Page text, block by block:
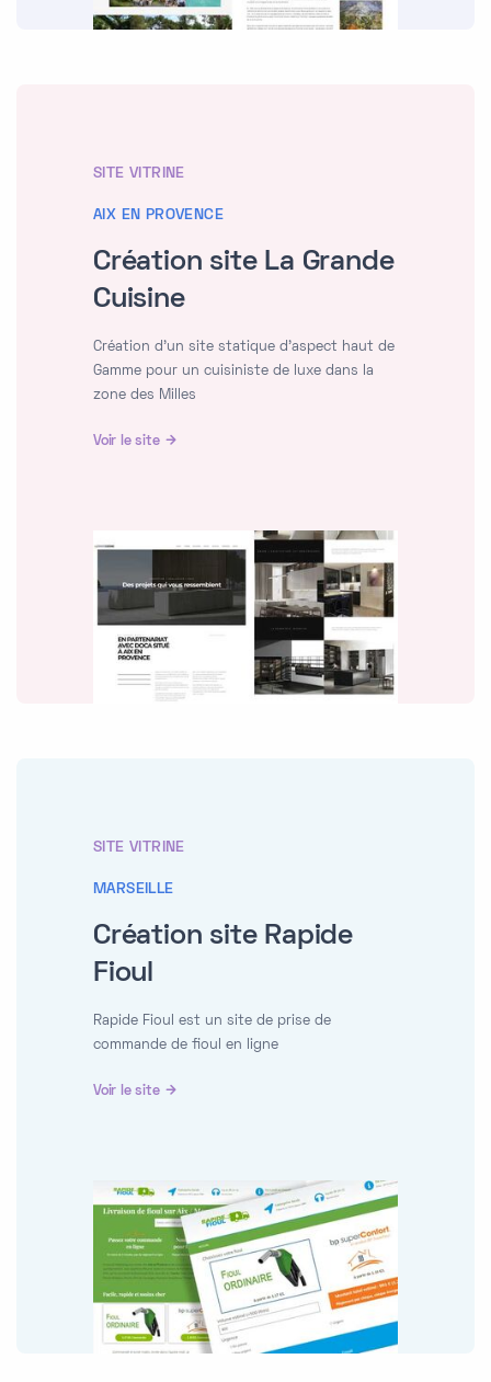
SITE VITRINE
AIX EN PROVENCE
Création site La Grande
Cuisine
Création d'un site statique d'aspect haut de
Gamme pour un cuisiniste de luxe dans la
zone des Milles
Voir le site
SITE VITRINE
MARSEILLE
Création site Rapide
Fioul
Rapide Fioul est un site de prise de
commande de fioul en ligne
Voir le site